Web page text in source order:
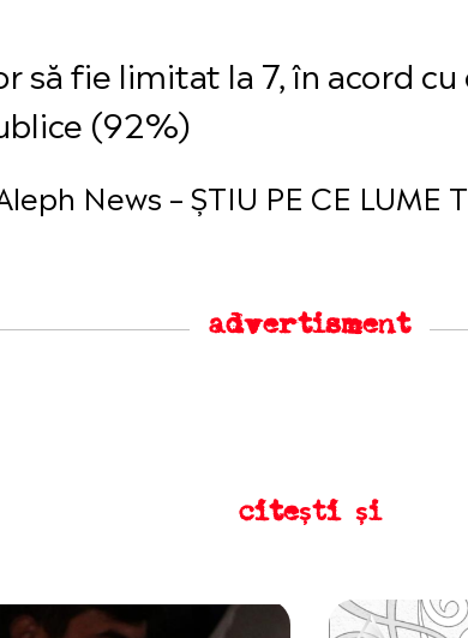
să fie limitat la 7, în acord
(92%)
News – ȘTIU PE CE LUME
advertisment
citești și